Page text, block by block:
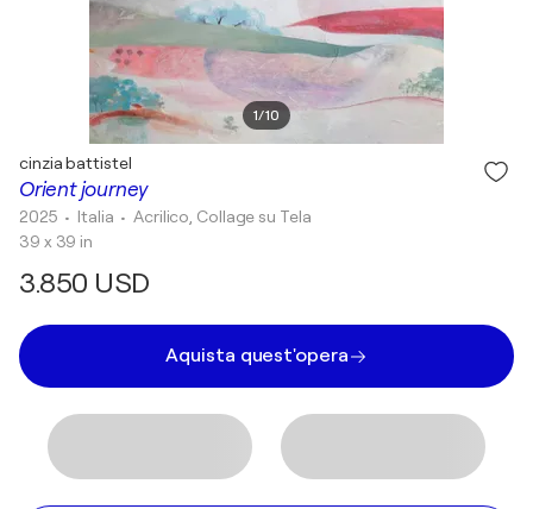
1/10
Orient journey
cinzia battistel
2025 • Italia •Acrilico, Collage su Tela
39 x 39 in
3.850 USD
Aquista quest'opera